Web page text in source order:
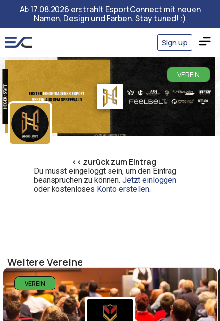
Ab 17.08.2026 erstrahlt EsportConnect mit neuen
Namen, Design und Farben. Stay tuned! :)
Sign up
VEREIN
<< zurück zum Eintrag
Du musst eingeloggt sein, um den Eintrag
beanspruchen zu können. Jetzt einloggen
oder kostenloses Konto erstellen.
Weitere Vereine
VEREIN